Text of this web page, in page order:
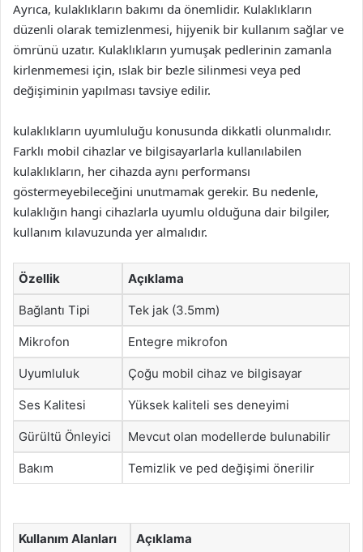
Ayrıca, kulaklıkların bakımı da önemlidir. Kulaklıkların
düzenli olarak temizlenmesi, hijyenik bir kullanım sağlar ve
ömrünü uzatır. Kulaklıkların yumuşak pedlerinin zamanla
kirlenmemesi için, ıslak bir bezle silinmesi veya ped
değişiminin yapılması tavsiye edilir.
kulaklıkların uyumluluğu konusunda dikkatli olunmalıdır.
Farklı mobil cihazlar ve bilgisayarlarla kullanılabilen
kulaklıkların, her cihazda aynı performansı
göstermeyebileceğini unutmamak gerekir. Bu nedenle,
kulaklığın hangi cihazlarla uyumlu olduğuna dair bilgiler,
kullanım kılavuzunda yer almalıdır.
Özellik Açıklama
Bağlantı Tipi Tek jak (3.5mm)
Mikrofon Entegre mikrofon
Uyumluluk Çoğu mobil cihaz ve bilgisayar
Ses Kalitesi Yüksek kaliteli ses deneyimi
Gürültü Önleyici Mevcut olan modellerde bulunabilir
Bakım Temizlik ve ped değişimi önerilir
Kullanım Alanları Açıklama